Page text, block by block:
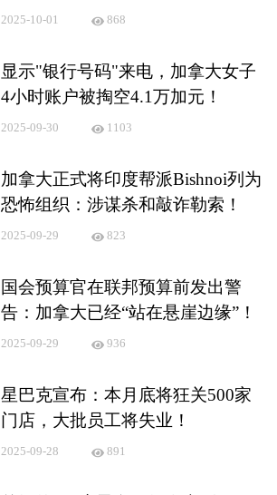
2025-10-01 868
显示"银行号码"来电，加拿大女子
4小时账户被掏空4.1万加元！
2025-09-30 1103
加拿大正式将印度帮派Bishnoi列为
恐怖组织：涉谋杀和敲诈勒索！
2025-09-29 823
国会预算官在联邦预算前发出警
告：加拿大已经“站在悬崖边缘”！
2025-09-29 936
星巴克宣布：本月底将狂关500家
门店，大批员工将失业！
2025-09-28 891